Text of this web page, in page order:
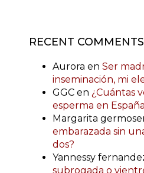
RECENT COMMENTS
Aurora en Ser
inseminación, mi
GGC en ¿Cuántas
esperma en
Margarita
embarazada sin
dos?
Yannessy
subrogada o